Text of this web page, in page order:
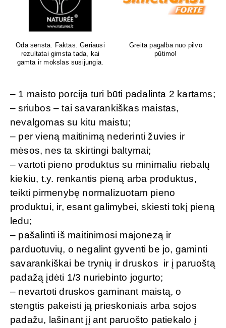
Natūrali kosmetika jautriai
odai
Sertifikuota natūrali
kosmetika
– 1 maisto porcija turi būti padalinta 2 kartams;
– sriubos – tai savarankiškas maistas,
nevalgomas su kitu maistu;
– per vieną maitinimą nederinti žuvies ir
mėsos, nes ta skirtingi baltymai;
– vartoti pieno produktus su minimaliu riebalų
kiekiu, t.y. renkantis pieną arba produktus,
teikti pirmenybę normalizuotam pieno
produktui, ir, esant galimybei, skiesti tokį pieną
ledu;
– pašalinti iš maitinimosi majonezą ir
parduotuvių, o negalint gyventi be jo, gaminti
savarankiškai be trynių ir druskos ir į paruoštą
padažą įdėti 1/3 nuriebinto jogurto;
– nevartoti druskos gaminant maistą, o
stengtis pakeisti ją prieskoniais arba sojos
padažu, lašinant jį ant paruošto patiekalo į